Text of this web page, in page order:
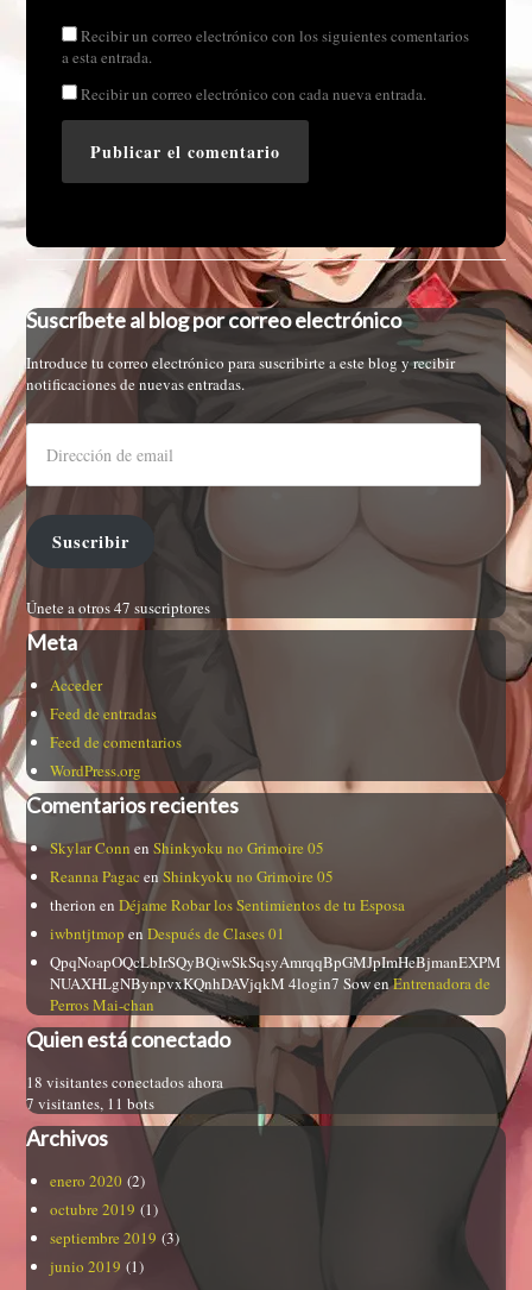
Recibir un correo electrónico con los siguientes comentarios
a esta entrada.
Recibir un correo electrónico con cada nueva entrada.
Suscríbete al blog por correo electrónico
Introduce tu correo electrónico para suscribirte a este blog y recibir
notificaciones de nuevas entradas.
Suscribir
Únete a otros 47 suscriptores
Meta
Acceder
Feed de entradas
Feed de comentarios
WordPress.org
Comentarios recientes
Skylar Conn enShinkyoku no Grimoire 05
Reanna Pagac enShinkyoku no Grimoire 05
therion enDéjame Robar los Sentimientos de tu Esposa
iwbntjtmop enDespués de Clases 01
QpqNoapOQcLbIrSQyBQiwSkSqsyAmrqqBpGMJpImHeBjmanEXPM
NUAXHLgNBynpvxKQnhDAVjqkM 4login7 SowenEntrenadora de
Perros Mai-chan
Quien está conectado
18 visitantes conectados ahora
7 visitantes, 11 bots
Archivos
enero 2020 (2)
octubre 2019 (1)
septiembre 2019 (3)
junio 2019 (1)